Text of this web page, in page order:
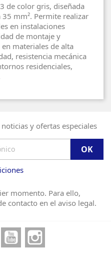
de color gris, diseñada
mm². Permite realizar
en instalaciones
de montaje y
materiales de alta
resistencia mecánica
residenciales,
y ofertas especiales
momento. Para ello,
contacto en el aviso legal.
Twitter YouTube